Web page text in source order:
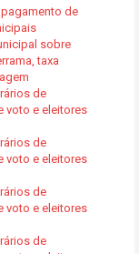
de
sobre
taxa
de
voto e eleitores
de
voto e eleitores
de
voto e eleitores
de